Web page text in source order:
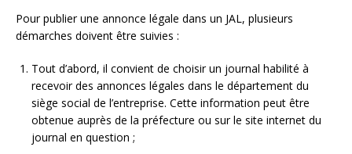
Pour publier une annonce légale dans un JAL, plusieurs
démarches doivent être suivies :
Tout d’abord, il convient de choisir un journal habilité à
recevoir des annonces légales dans le département du
siège social de l’entreprise. Cette information peut être
obtenue auprès de la préfecture ou sur le site internet du
journal en question ;